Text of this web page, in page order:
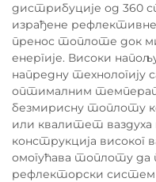
дистрибуције од 360
израђене
пренос топлоте док
енергије. Високи
напредну технологију
оптималним
безмирисну топлоту
или квалитет
конструкција високог
омогућава топлоту
рефлекторски